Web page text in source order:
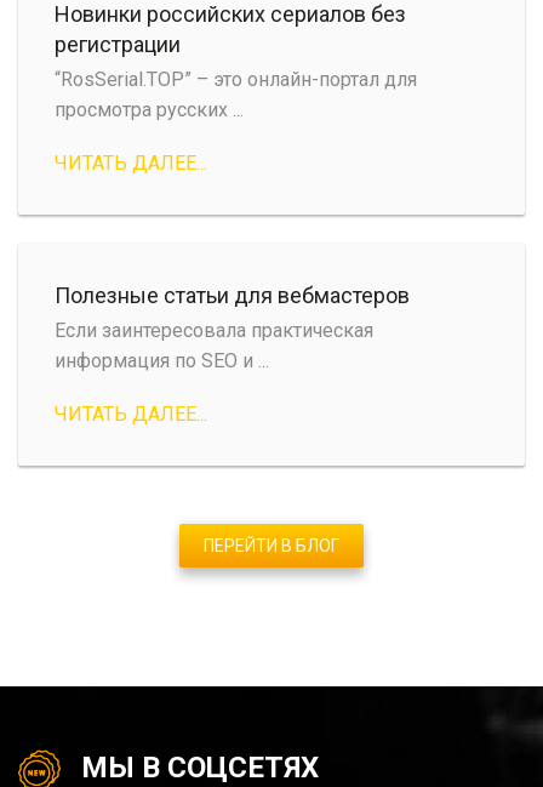
Новинки российских сериалов без
регистрации
“RosSerial.TOP” – это онлайн-портал для
просмотра русских ...
ЧИТАТЬ ДАЛЕЕ...
Полезные статьи для вебмастеров
Если заинтересовала практическая
информация по SEO и ...
ЧИТАТЬ ДАЛЕЕ...
ПЕРЕЙТИ В БЛОГ
МЫ В СОЦСЕТЯХ